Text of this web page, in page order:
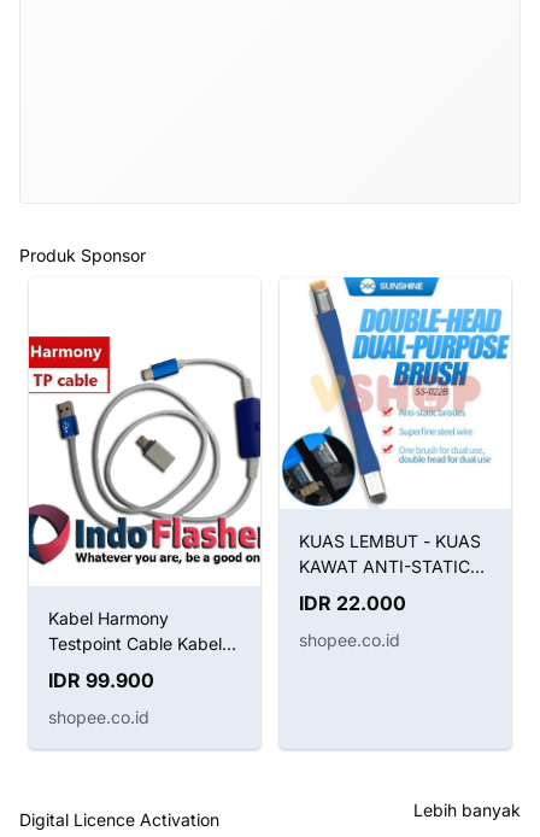
Produk Sponsor
Kabel Harmony
Testpoint Cable Kabel
Boot Huawei
IDR 99.900
shopee.co.id
KUAS LEMBUT - KUAS
KAWAT ANTI-STATIC
BRUSH SUNSHINE SS-
022B 2IN1
IDR 22.000
shopee.co.id
Digital Licence Activation Lebih banyak